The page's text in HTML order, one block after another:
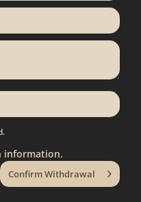
information.
Confirm Withdrawal